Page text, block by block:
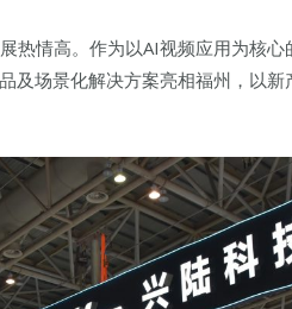
热情高。作为以AI视频应用为核
场景化解决方案亮相福州，以